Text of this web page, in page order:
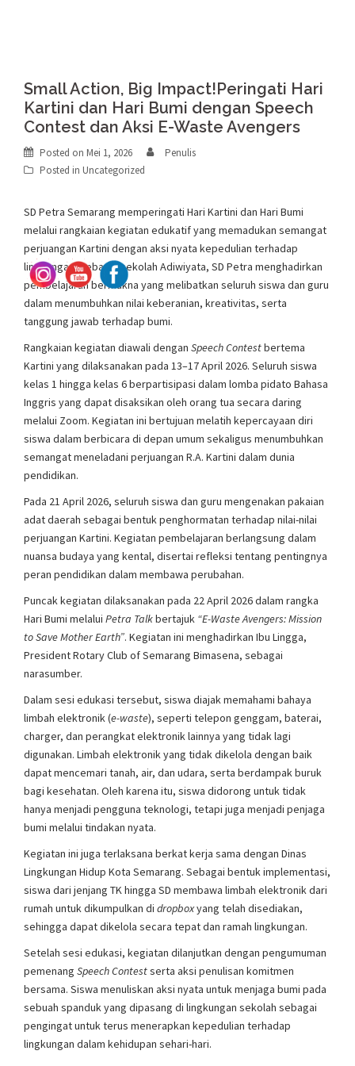
Small Action, Big Impact!Peringati Hari
Kartini dan Hari Bumi dengan Speech
Contest dan Aksi E-Waste Avengers
Posted on Mei 1, 2026
Penulis
Posted in Uncategorized
SD Petra Semarang memperingati Hari Kartini dan Hari Bumi
melalui rangkaian kegiatan edukatif yang memadukan semangat
perjuangan Kartini dengan aksi nyata kepedulian terhadap
lingkungan. Sebagai sekolah Adiwiyata, SD Petra menghadirkan
pembelajaran bermakna yang melibatkan seluruh siswa dan guru
dalam menumbuhkan nilai keberanian, kreativitas, serta
tanggung jawab terhadap bumi.
Rangkaian kegiatan diawali dengan Speech Contestbertema
Kartini yang dilaksanakan pada 13–17 April 2026. Seluruh siswa
kelas 1 hingga kelas 6 berpartisipasi dalam lomba pidato Bahasa
Inggris yang dapat disaksikan oleh orang tua secara daring
melalui Zoom. Kegiatan ini bertujuan melatih kepercayaan diri
siswa dalam berbicara di depan umum sekaligus menumbuhkan
semangat meneladani perjuangan R.A. Kartini dalam dunia
pendidikan.
Pada 21 April 2026, seluruh siswa dan guru mengenakan pakaian
adat daerah sebagai bentuk penghormatan terhadap nilai-nilai
perjuangan Kartini. Kegiatan pembelajaran berlangsung dalam
nuansa budaya yang kental, disertai refleksi tentang pentingnya
peran pendidikan dalam membawa perubahan.
Puncak kegiatan dilaksanakan pada 22 April 2026 dalam rangka
Hari Bumi melalui Petra Talkbertajuk “E-Waste Avengers: Mission
to Save Mother Earth”. Kegiatan ini menghadirkan Ibu Lingga,
President Rotary Club of Semarang Bimasena, sebagai
narasumber.
Dalam sesi edukasi tersebut, siswa diajak memahami bahaya
limbah elektronik (e-waste), seperti telepon genggam, baterai,
charger, dan perangkat elektronik lainnya yang tidak lagi
digunakan. Limbah elektronik yang tidak dikelola dengan baik
dapat mencemari tanah, air, dan udara, serta berdampak buruk
bagi kesehatan. Oleh karena itu, siswa didorong untuk tidak
hanya menjadi pengguna teknologi, tetapi juga menjadi penjaga
bumi melalui tindakan nyata.
Kegiatan ini juga terlaksana berkat kerja sama dengan Dinas
Lingkungan Hidup Kota Semarang. Sebagai bentuk implementasi,
siswa dari jenjang TK hingga SD membawa limbah elektronik dari
rumah untuk dikumpulkan di dropboxyang telah disediakan,
sehingga dapat dikelola secara tepat dan ramah lingkungan.
Setelah sesi edukasi, kegiatan dilanjutkan dengan pengumuman
pemenang Speech Contestserta aksi penulisan komitmen
bersama. Siswa menuliskan aksi nyata untuk menjaga bumi pada
sebuah spanduk yang dipasang di lingkungan sekolah sebagai
pengingat untuk terus menerapkan kepedulian terhadap
lingkungan dalam kehidupan sehari-hari.